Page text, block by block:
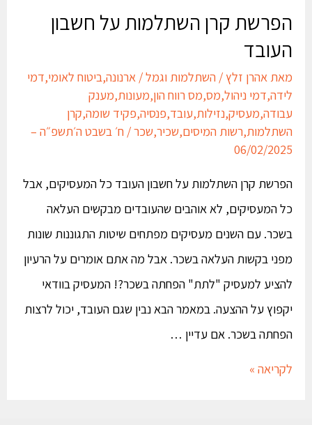
הפרשת קרן השתלמות על חשבון
העובד
מאתאהרן זלץ/השתלמות וגמל/ארנונה,ביטוח לאומי,דמי
לידה,דמי ניהול,מס,מס רווח הון,מעונות,מענק
עבודה,מעסיק,נזילות,עובד,פנסיה,פקיד שומה,קרן
השתלמות,רשות המיסים,שכיר,שכר/ח׳ בשבט ה׳תשפ״ה –
06/02/2025
הפרשת קרן השתלמות על חשבון העובד כל המעסיקים, אבל
כל המעסיקים, לא אוהבים שהעובדים מבקשים העלאה
בשכר. עם השנים מעסיקים מפתחים שיטות התגוננות שונות
מפני בקשות העלאה בשכר. אבל מה אתם אומרים על הרעיון
להציע למעסיק "לתת" הפחתה בשכר?! המעסיק בוודאי
יקפוץ על ההצעה. במאמר הבא נבין שגם העובד, יכול לרצות
הפחתה בשכר. אם עדיין …
לקריאה »